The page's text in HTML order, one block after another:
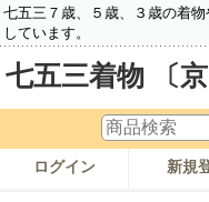
七五三７歳、５歳、３歳の着
しています。
七五三着物 〔京
ログイン 新規